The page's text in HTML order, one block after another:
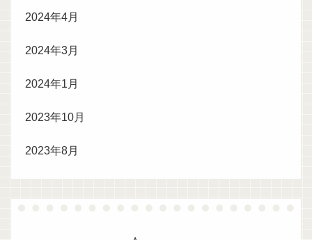
2024年4月
2024年3月
2024年1月
2023年10月
2023年8月